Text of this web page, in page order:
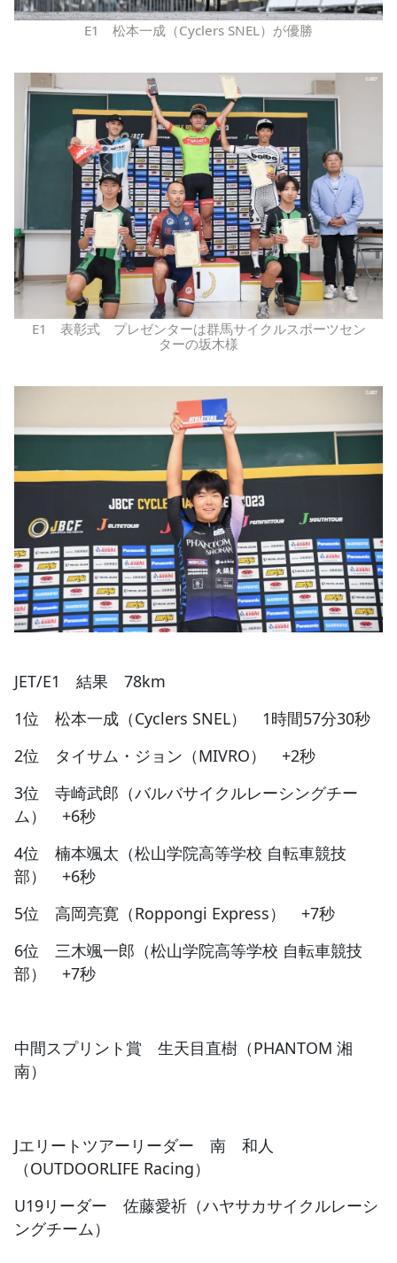
E1 松本一成（Cyclers SNEL）が優勝
E1 表彰式 プレゼンターは群馬サイクルスポーツセン
ターの坂木様
JET/E1 結果 78km
1位 松本一成（Cyclers SNEL） 1時間57分30秒
2位 タイサム・ジョン（MIVRO） +2秒
3位 寺崎武郎（バルバサイクルレーシングチー
ム） +6秒
4位 楠本颯太（松山学院高等学校 自転車競技
部） +6秒
5位 高岡亮寛（Roppongi Express） +7秒
6位 三木颯一郎（松山学院高等学校 自転車競技
部） +7秒
中間スプリント賞 生天目直樹（PHANTOM 湘
南）
Jエリートツアーリーダー 南 和人
（OUTDOORLIFE Racing）
U19リーダー 佐藤愛祈（ハヤサカサイクルレーシ
ングチーム）